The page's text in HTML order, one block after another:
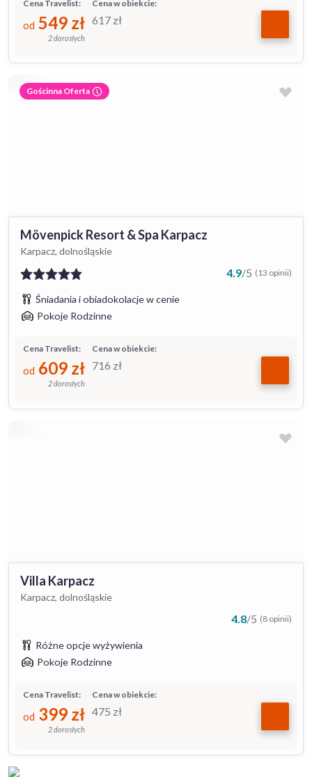
Cena w obiekcie:
617 zł
Cena Travelist:
od 549 zł
2 dorosłych
Gościnna Oferta
Mövenpick Resort & Spa Karpacz
Karpacz, dolnośląskie
4.9/5 (13 opinii)
Śniadania i obiadokolacje w cenie
Pokoje Rodzinne
Cena w obiekcie:
716 zł
Cena Travelist:
od 609 zł
2 dorosłych
Villa Karpacz
Karpacz, dolnośląskie
4.8/5 (8 opinii)
Różne opcje wyżywienia
Pokoje Rodzinne
Cena w obiekcie:
475 zł
Cena Travelist:
od 399 zł
2 dorosłych